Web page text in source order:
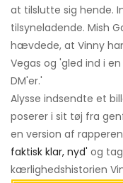
at tilslutte sig hende.
tilsyneladende. Mish
hævdede, at Vinny
Vegas og 'gled ind i
DM'er.'
Alysse indsendte et
poserer i sit tøj fra
en version af
faktisk klar, nyd' og
kærlighedshistorien